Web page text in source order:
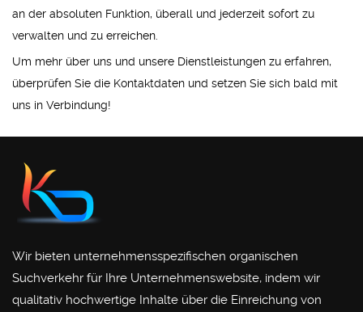
an der absoluten Funktion, überall und jederzeit sofort zu
verwalten und zu erreichen.
Um mehr über uns und unsere Dienstleistungen zu erfahren,
überprüfen Sie die Kontaktdaten und setzen Sie sich bald mit
uns in Verbindung!
Wir bieten unternehmensspezifischen organischen
Suchverkehr für Ihre Unternehmenswebsite, indem wir
qualitativ hochwertige Inhalte über die Einreichung von